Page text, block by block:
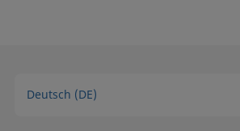
Deutsch (DE)